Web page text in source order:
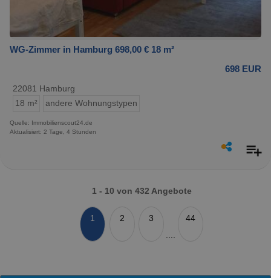
WG-Zimmer in Hamburg 698,00 € 18 m²
698 EUR
22081 Hamburg
18 m²
andere Wohnungstypen
Quelle: Immobilienscout24.de
Aktualisiert: 2 Tage, 4 Stunden
1 - 10 von 432 Angebote
1 2
3
44